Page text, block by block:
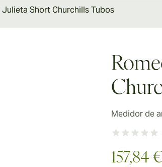
Julieta Short Churchills Tubos
Medidor de
157,84